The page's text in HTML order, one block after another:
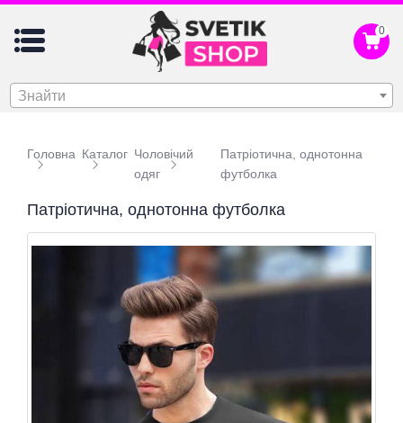
0
Знайти
Головна Каталог Чоловічий
одяг
Патріотична, однотонна
футболка
Патріотична, однотонна футболка